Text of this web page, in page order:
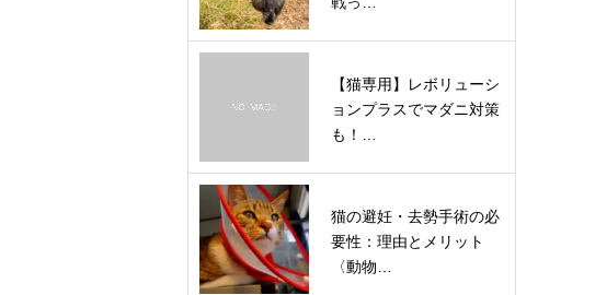
【猫専用】レボリューシ
ョンプラスでマダニ対策
も！…
猫の避妊・去勢手術の必
要性：理由とメリット
〈動物…